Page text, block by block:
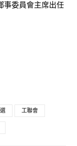
事委員會主席出任
工聯會